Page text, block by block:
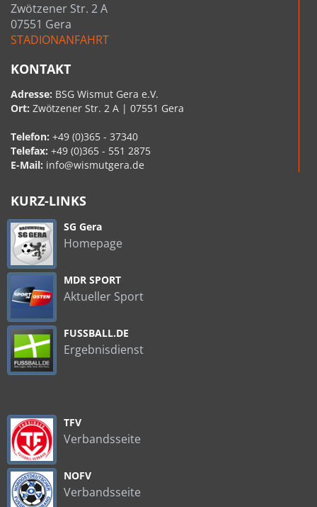
Zwötzener Str. 2 A
07551 Gera
STADIONANFAHRT
KONTAKT
Adresse: BSG Wismut Gera e.V.
Ort: Zwötzener Str. 2 A | 07551 Gera
Telefon: +49 (0)365 - 37340
Telefax: +49 (0)365 - 551 2875
E-Mail: info@wismutgera.de
KURZ-LINKS
SG Gera
Homepage
MDR SPORT
Aktueller Sport
FUSSBALL.DE
Ergebnisdienst
TFV
Verbandsseite
NOFV
Verbandsseite